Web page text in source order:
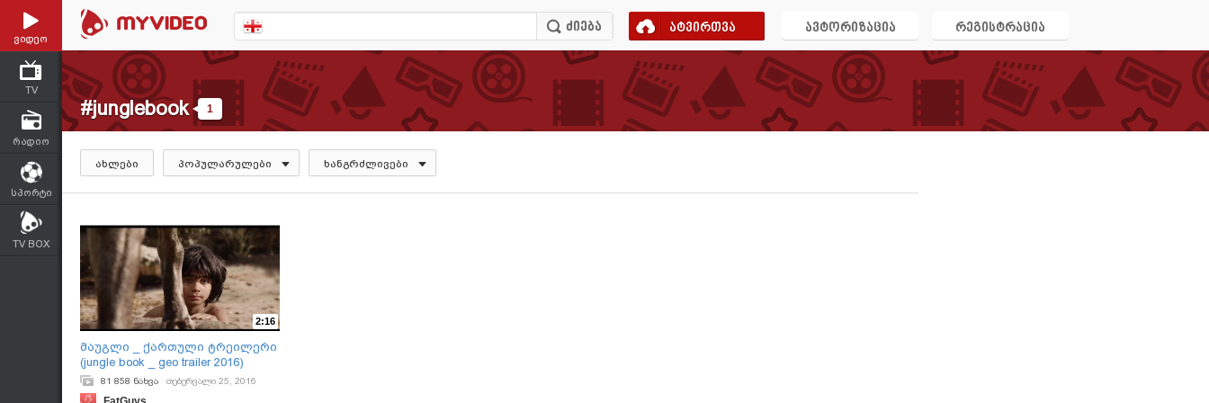
ვიდეო
TV
რადიო
სპორტი
TV BOX
ატვირთვა ავტორიზაცია რეგისტრაცია
#junglebook 1
ახლები პოპულარულები ხანგრძლივები
2:16
მაუგლი _ ქართული ტრეილერი
(jungle book _ geo trailer 2016)
81 858 ნახვა თებერვალი 25, 2016